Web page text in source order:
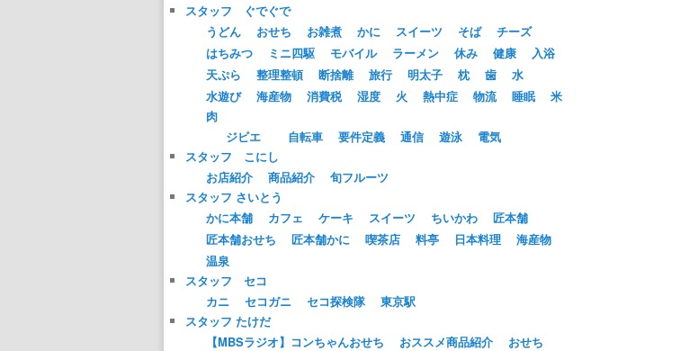
スタッフ ぐでぐで
うどん
おせち お雑煮 かに スイーツ そば
チーズ
はちみつ
ミニ四駆 モバイル ラーメン 休み 健康
入浴
天ぷら
整理整頓 断捨離 旅行 明太子 枕 歯
水
水遊び
海産物 消費税 湿度 火 熱中症 物流 睡眠
米
肉
ジビエ
自転車 要件定義 通信 遊泳
電気
スタッフ こにし
お店紹介
商品紹介
旬フルーツ
スタッフ さいとう
かに本舗
カフェ ケーキ スイーツ ちいかわ
匠本舗
匠本舗おせち
匠本舗かに 喫茶店 料亭 日本料理
海産物
温泉
スタッフ セコ
カニ
セコガニ セコ探検隊
東京駅
スタッフ たけだ
【MBSラジオ】コンちゃんおせち
おススメ商品紹介
おせち